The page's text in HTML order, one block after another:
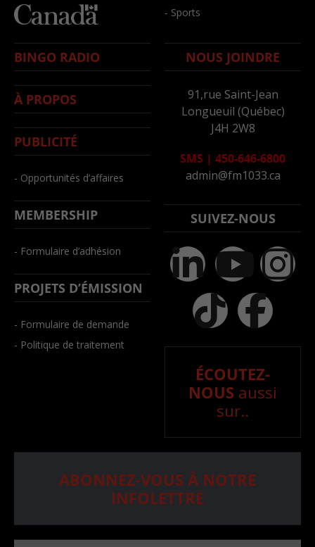
- Sports
BINGO RADIO
À PROPOS
PUBLICITÉ
- Opportunités d’affaires
MEMBERSHIP
- Formulaire d’adhésion
PROJETS D’ÉMISSION
- Formulaire de demande
- Politique de traitement
NOUS JOINDRE
91,rue Saint-Jean
Longueuil (Québec)
J4H 2W8
SMS | 450-646-6800
admin@fm1033.ca
SUIVEZ-NOUS
ÉCOUTEZ-
NOUS aussi
sur..
ABONNEZ-VOUS À NOTRE
INFOLETTRE